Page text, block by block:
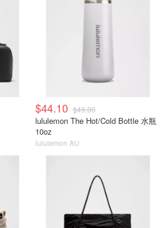
$44.10 $49.00
lululemon The Hot/Cold Bottle 水瓶
10oz
lululemon AU